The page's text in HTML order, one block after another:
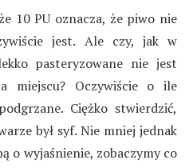
10 PU oznacza, że piwo nie
jest. Ale czy, jak w
pasteryzowane nie jest
miejscu? Oczywiście o ile
Ciężko stwierdzić,
był syf. Nie mniej jednak
o wyjaśnienie, zobaczymy co